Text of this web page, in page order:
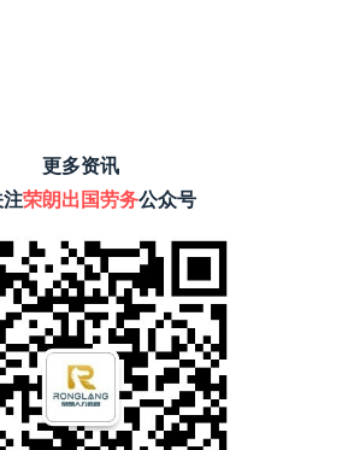
更多资讯
荣朗出国劳务公众号